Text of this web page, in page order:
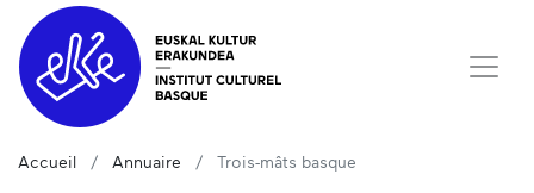
Accueil Annuaire Trois-mâts basque